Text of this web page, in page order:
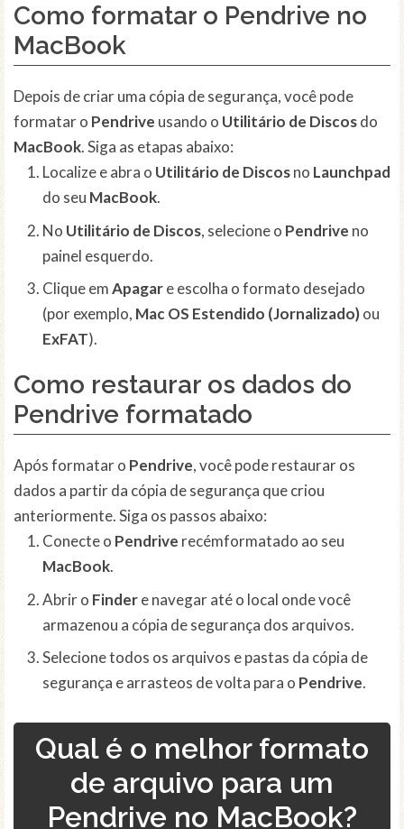
Como formatar o Pendrive no
MacBook
Depois de criar uma cópia de segurança, você pode
formatar o Pendrive usando o Utilitário de Discosdo
MacBook. Siga as etapas abaixo:
Localize e abra o Utilitário de Discosno Launchpad
do seu MacBook.
No Utilitário de Discos, selecione o Pendrive no
painel esquerdo.
Clique emApagare escolha o formato desejado
(por exemplo, Mac OS Estendido (Jornalizado)ou
ExFAT).
Como restaurar os dados do
Pendrive formatado
Após formatar o Pendrive, você pode restaurar os
dados a partir da cópia de segurança que criou
anteriormente. Siga os passos abaixo:
Conecte o Pendrive recémformatado ao seu
MacBook.
Abrir o Findere navegar até o local onde você
armazenou a cópia de segurança dos arquivos.
Selecione todos os arquivos e pastas da cópia de
segurança e arrasteos de volta para o Pendrive.
Qual é o melhor formato
de arquivo para um
Pendrive no MacBook?